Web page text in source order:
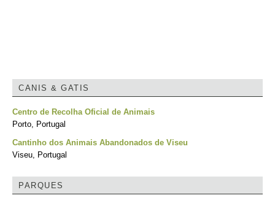
CANIS & GATIS
Centro de Recolha Oficial de Animais
Porto, Portugal
Cantinho dos Animais Abandonados de Viseu
Viseu, Portugal
PARQUES